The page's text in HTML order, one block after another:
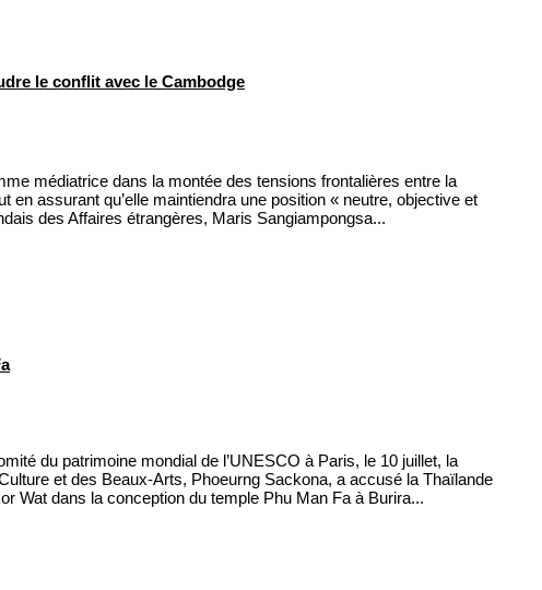
le conflit avec le Cambodge
médiatrice dans la montée des tensions frontalières entre la
en assurant qu’elle maintiendra une position « neutre, objective et
des Affaires étrangères, Maris Sangiampongsa...
du patrimoine mondial de l’UNESCO à Paris, le 10 juillet, la
et des Beaux-Arts, Phoeurng Sackona, a accusé la Thaïlande
Wat dans la conception du temple Phu Man Fa à Burira...